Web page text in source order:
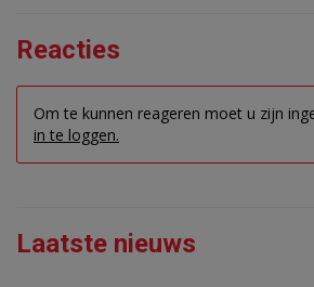
Reacties
Om te kunnen reageren moet u zijn
in te loggen.
Laatste nieuws